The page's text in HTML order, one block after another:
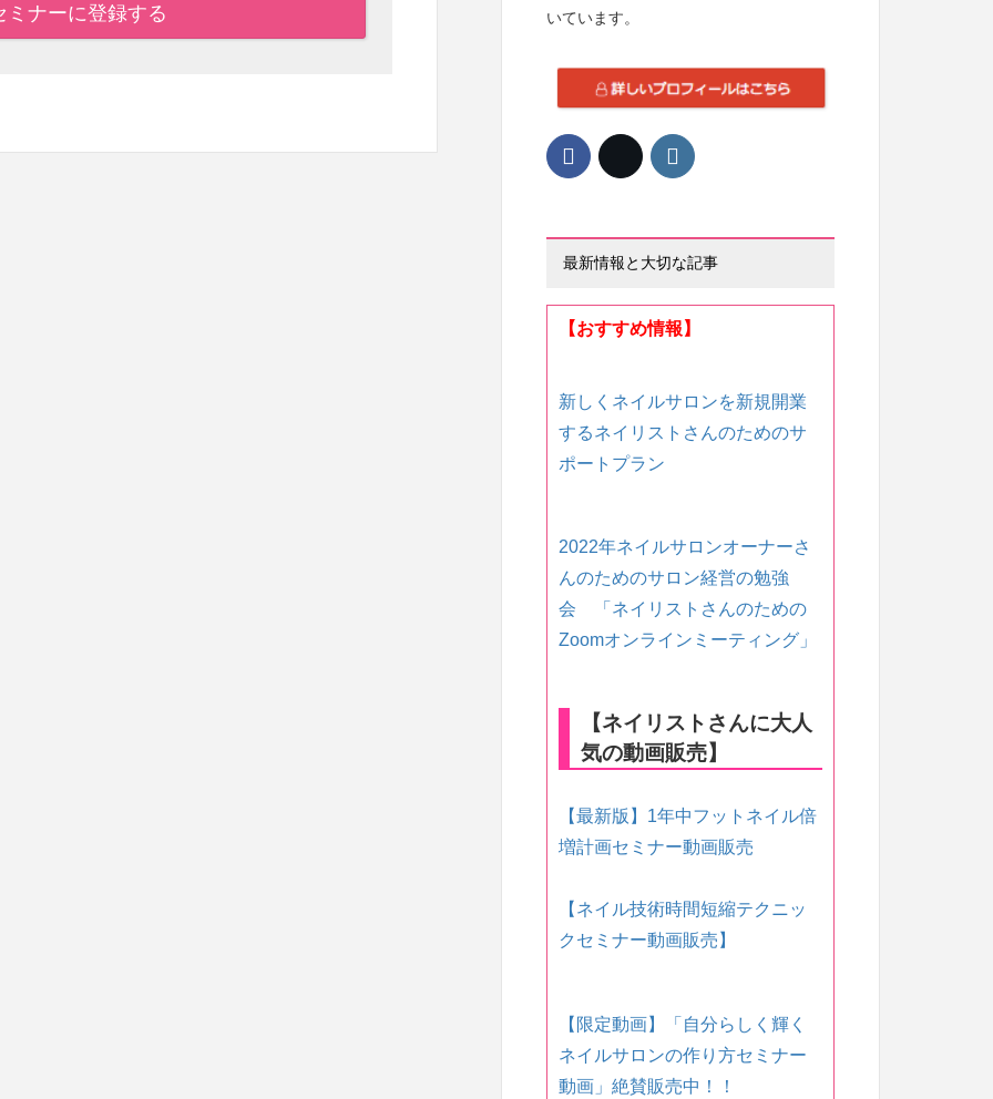
ミナーに登録する
いています。
最新情報と大切な記事
【おすすめ情報】
新しくネイルサロンを新規開業
するネイリストさんのためのサ
ポートプラン
2022年ネイルサロンオーナーさ
んのためのサロン経営の勉強
会 「ネイリストさんのための
Zoomオンラインミーティング」
【ネイリストさんに大人
気の動画販売】
【最新版】1年中フットネイル倍
増計画セミナー動画販売
【ネイル技術時間短縮テクニッ
クセミナー動画販売】
【限定動画】「自分らしく輝く
ネイルサロンの作り方セミナー
動画」絶賛販売中！！